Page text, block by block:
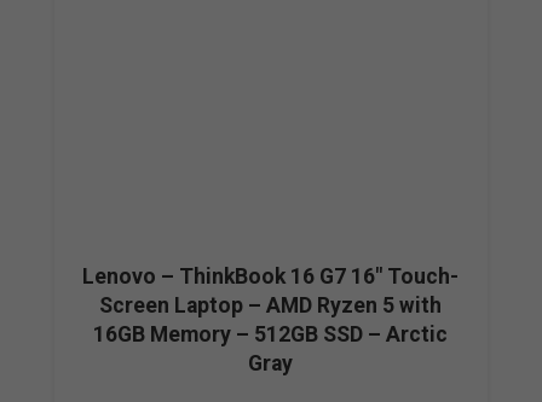
Lenovo – ThinkBook 16 G7 16″ Touch-
Screen Laptop – AMD Ryzen 5 with
16GB Memory – 512GB SSD – Arctic
Gray